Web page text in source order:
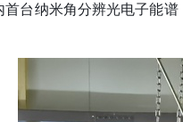
首台纳米角分辨光电子能谱